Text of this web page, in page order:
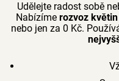
Udělejte radost sobě
Nabízíme rozvoz
nebo jen za 0 Kč.